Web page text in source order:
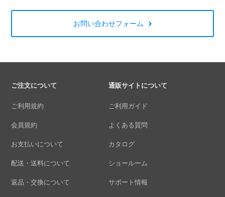
お問い合わせフォーム
ご注文について
ご利用規約
会員規約
お支払いについて
配送・送料について
返品・交換について
通販サイトについて
ご利用ガイド
よくある質問
カタログ
ショールーム
サポート情報